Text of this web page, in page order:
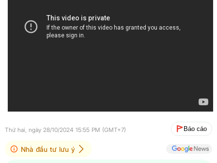
Thứ hai, ngày 28/10/2024 15:55 PM (GMT+7) Báo cáo
Nhà đầu tư lưu ý